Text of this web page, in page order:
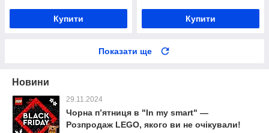
Купити Купити
Показати ще
Новини
29.11.2024
Чорна п’ятниця в "In my smart" —
Розпродаж LEGO, якого ви не очікували!